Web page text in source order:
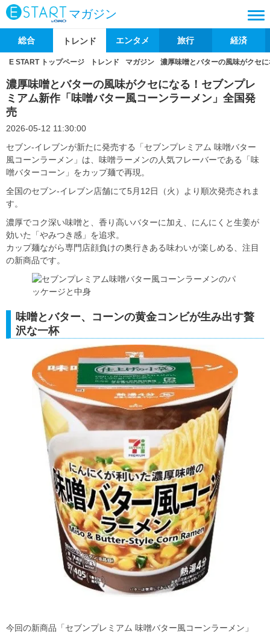
マガジン
総合 トレンド エンタメ 旅行 経済
E START トップページ トレンド マガジン 濃厚味噌とバターの風味がクセ
濃厚味噌とバターの風味がクセになる！セブンプレ
ミアム新作「味噌バター風コーンラーメン」全国発
売
2026-05-12 11:30:00
セブン‐イレブンが新たに発売する「セブンプレミアム 味噌バター
風コーンラーメン」は、味噌ラーメンの人気フレーバーである「味
噌バターコーン」をカップ麺で再現。
全国のセブン‐イレブン店舗にて5月12日（火）より順次発売されま
す。
濃厚でコク深い味噌と、香り高いバターに加え、にんにくと生姜が
効いた「やみつき感」を追求。
カップ麺ながら専門店顔負けの奥行きある味わいが楽しめる、注目
の新商品です。
味噌とバター、コーンの黄金コンビが生み出す贅
沢な一杯
今回の新商品「セブンプレミアム 味噌バター風コーンラーメン」